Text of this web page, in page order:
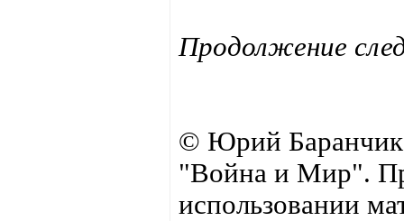
Продолжение
© Юрий Баранчик
"Война и Мир".
использовании